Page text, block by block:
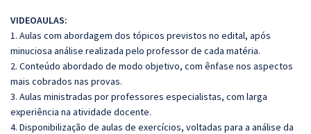
VIDEOAULAS:
1. Aulas com abordagem dos tópicos previstos no edital, após
minuciosa análise realizada pelo professor de cada matéria.
2. Conteúdo abordado de modo objetivo, com ênfase nos aspectos
mais cobrados nas provas.
3. Aulas ministradas por professores especialistas, com larga
experiência na atividade docente.
4. Disponibilização de aulas de exercícios, voltadas para a análise da